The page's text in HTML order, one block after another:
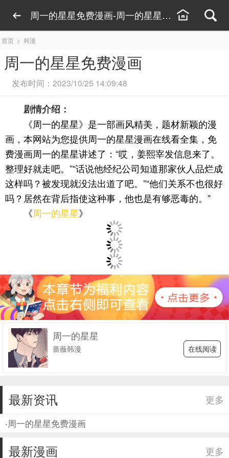
周一的星星免费漫画-周一的星星漫画在线看全集
首页 > 韩漫
周一的星星免费漫画
发布时间：2023/10/25 14:09:48
剧情介绍：
《周一的星星》是一部画风精美，题材新颖的漫
画，本网站为您提供周一的星星漫画在线看全集，免
费漫画周一的星星讲述了：“哎，姜熙宰发信息来了。
整理好就走吧。”“话说他经纪公司知道那家伙人品烂成
这样吗？被发现就没法出道了吧。”“他们关系不也很好
吗？居然在背后指使这种事，他也是有够恶毒的。”
《周一的星星》
周一的星星
蔷薇韩漫 在线阅读
最新资讯
更多
·周一的星星免费漫画
最新漫画 更多